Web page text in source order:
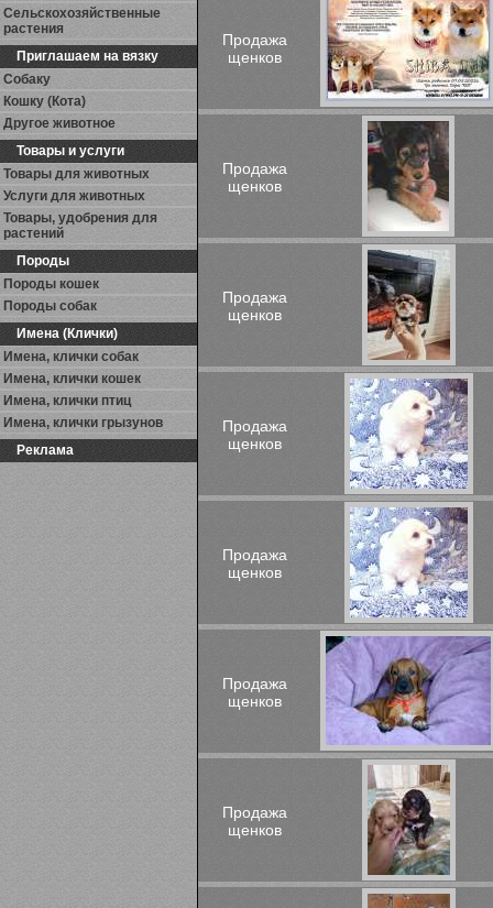
Продажа
щенков
Продажа
щенков
Продажа
щенков
Продажа
щенков
Продажа
щенков
Продажа
щенков
Продажа
щенков
Сельскохозяйственные
растения
Приглашаем на вязку
Собаку
Кошку (Кота)
Другое животное
Товары и услуги
Товары для животных
Услуги для животных
Товары, удобрения для
растений
Породы
Породы кошек
Породы собак
Имена (Клички)
Имена, клички собак
Имена, клички кошек
Имена, клички птиц
Имена, клички грызунов
Реклама